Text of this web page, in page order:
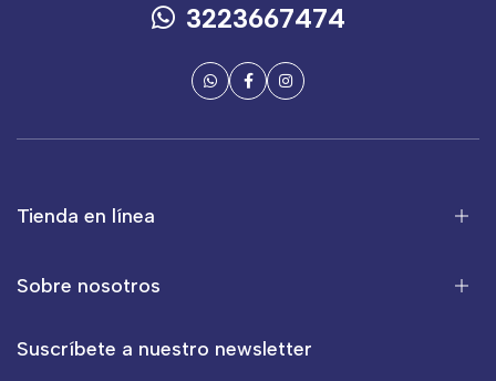
3223667474
Tienda en línea
Sobre nosotros
Suscríbete a nuestro newsletter